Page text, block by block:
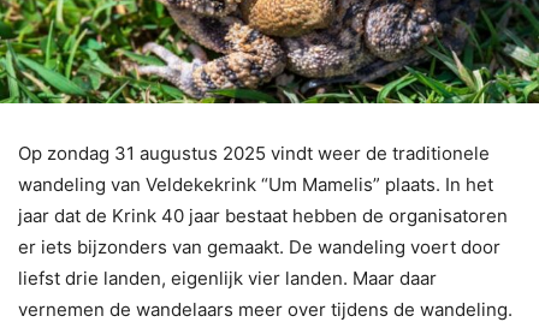
Op zondag 31 augustus 2025 vindt weer de traditionele
wandeling van Veldekekrink “Um Mamelis” plaats. In het
jaar dat de Krink 40 jaar bestaat hebben de organisatoren
er iets bijzonders van gemaakt. De wandeling voert door
liefst drie landen, eigenlijk vier landen. Maar daar
vernemen de wandelaars meer over tijdens de wandeling.